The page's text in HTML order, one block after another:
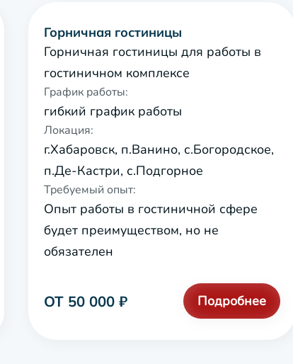
Горничная гостиницы
Горничная гостиницы для работы в
гостиничном комплексе
График работы:
гибкий график работы
Локация:
г.Хабаровск, п.Ванино, с.Богородское,
п.Де-Кастри, с.Подгорное
Требуемый опыт:
Опыт работы в гостиничной сфере
будет преимуществом, но не
обязателен
ОТ 50 000 ₽ Подробнее